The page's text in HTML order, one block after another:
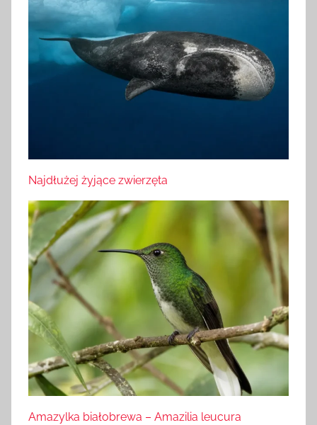
Najdłużej żyjące zwierzęta
Amazylka białobrewa – Amazilia leucura